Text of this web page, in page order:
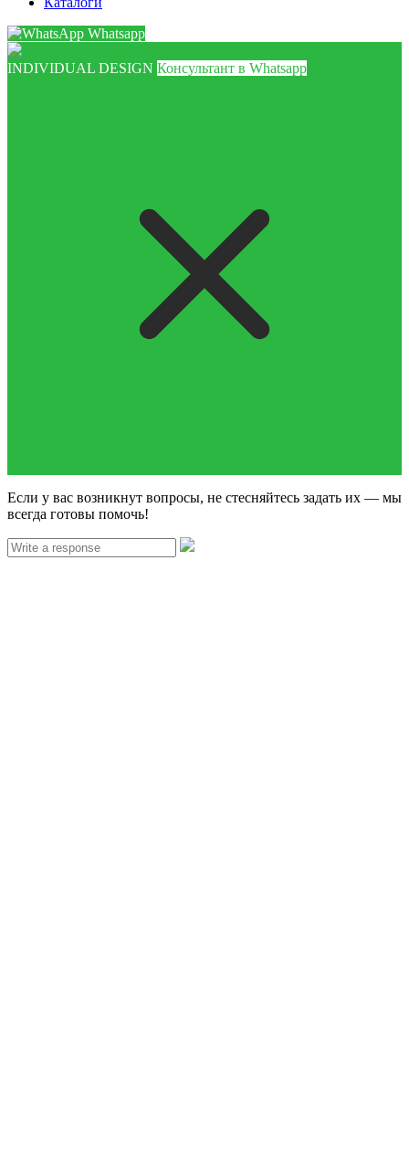
Whatsapp
INDIVIDUAL DESIGN Консультант в Whatsapp
Если у вас возникнут вопросы, не стесняйтесь задать их — мы
всегда готовы помочь!